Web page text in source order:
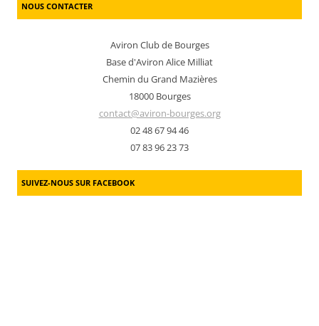
NOUS CONTACTER
Aviron Club de Bourges
Base d'Aviron Alice Milliat
Chemin du Grand Mazières
18000 Bourges
contact@aviron-bourges.org
02 48 67 94 46
07 83 96 23 73
SUIVEZ-NOUS SUR FACEBOOK